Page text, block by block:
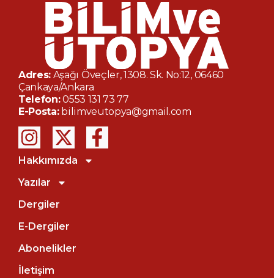
Adres: Aşağı Öveçler, 1308. Sk. No:12, 06460
Çankaya/Ankara
Telefon:0553 131 73 77
E-Posta: bilimveutopya@gmail.com
Hakkımızda
Yazılar
Dergiler
E-Dergiler
Abonelikler
İletişim